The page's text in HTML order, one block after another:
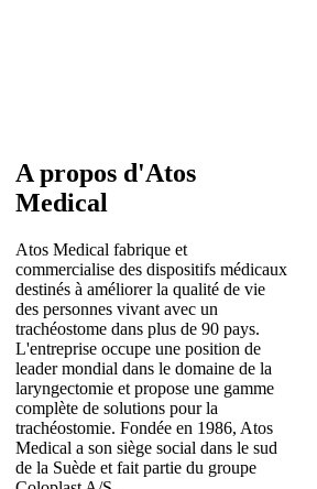
A propos d'Atos
Medical
Atos Medical fabrique et
commercialise des dispositifs médicaux
destinés à améliorer la qualité de vie
des personnes vivant avec un
trachéostome dans plus de 90 pays.
L'entreprise occupe une position de
leader mondial dans le domaine de la
laryngectomie et propose une gamme
complète de solutions pour la
trachéostomie. Fondée en 1986, Atos
Medical a son siège social dans le sud
de la Suède et fait partie du groupe